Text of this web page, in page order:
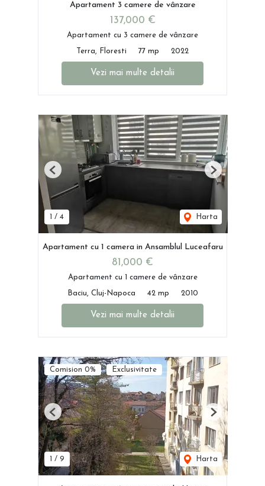
Apartament 3 camere de vânzare
137,000 €
Apartament cu 3 camere de vânzare
Terra, Floresti 77 mp 2022
Vezi mai multe detalii
/ 4 Harta
Previous Next
Apartament cu 1 camera in Ansamblul Luceafaru
81,000 €
Apartament cu 1 camere de vânzare
Baciu, Cluj-Napoca 42 mp 2010
Vezi mai multe detalii
Comision 0% Exclusivitate
1 / 9 Harta
Previous Next